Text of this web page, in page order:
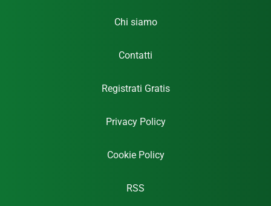
Chi siamo
Contatti
Registrati Gratis
Privacy Policy
Cookie Policy
RSS